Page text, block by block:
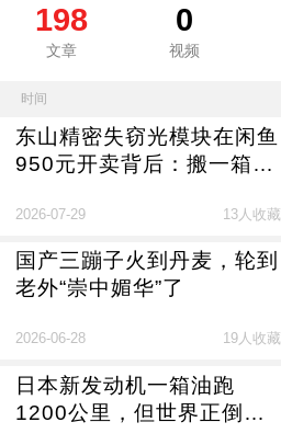
198
文章
0
视频
时间
东山精密失窃光模块在闲鱼
950元开卖背后：搬一箱挣
2026-07-29 13人收藏
国产三蹦子火到丹麦，轮到
老外“崇中媚华”了
2026-06-28 19人收藏
日本新发动机一箱油跑
1200公里，但世界正倒向